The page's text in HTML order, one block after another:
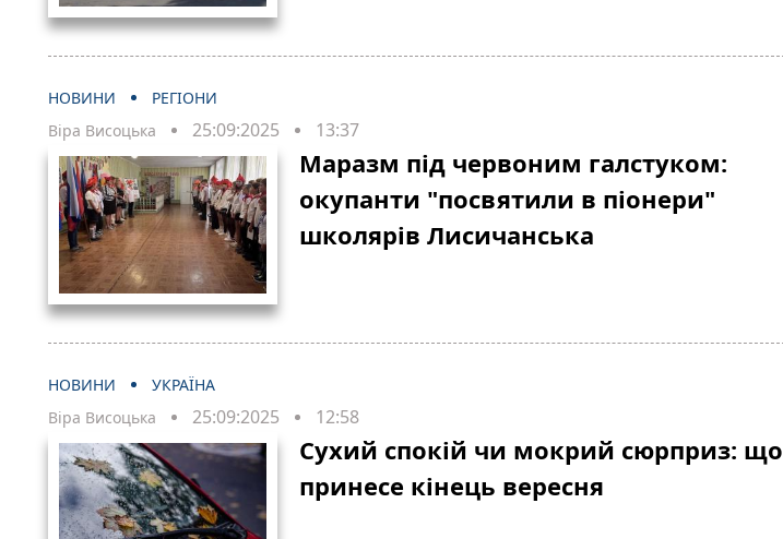
НОВИНИ
РЕГІОНИ
Віра Висоцька
25:09:2025 13:37
Маразм під червоним галстуком:
окупанти "посвятили в піонери"
школярів Лисичанська
НОВИНИ
УКРАЇНА
Віра Висоцька
25:09:2025 12:58
Сухий спокій чи мокрий сюрприз: що
принесе кінець вересня